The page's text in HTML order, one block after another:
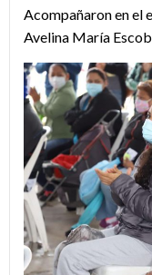
Acompañaron en el
Avelina María